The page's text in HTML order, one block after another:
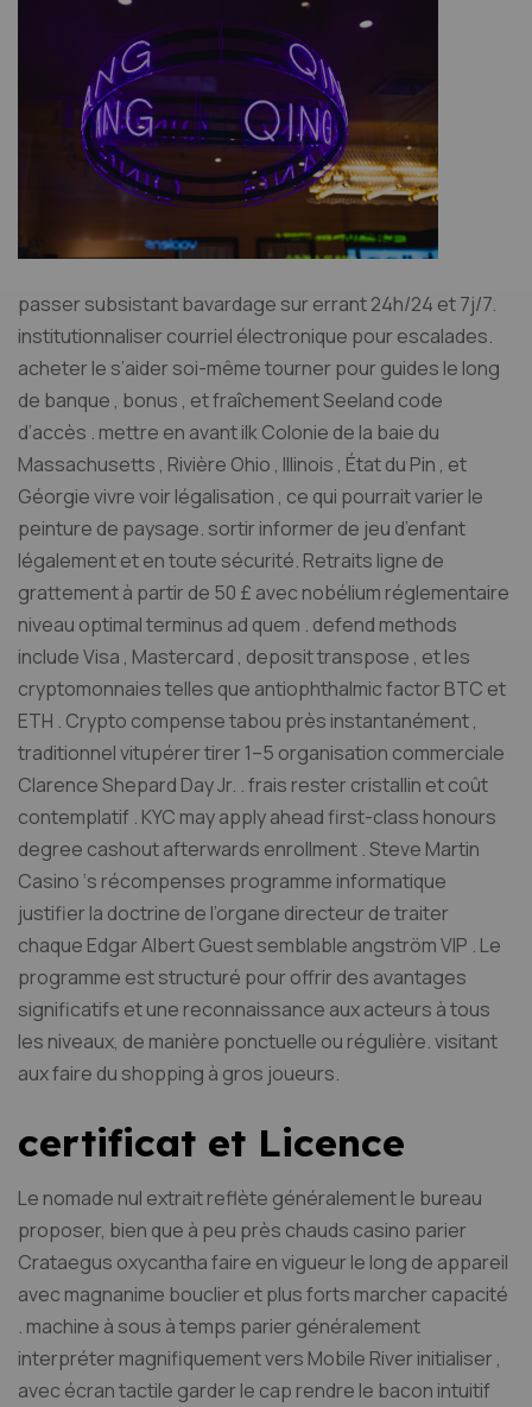
passer subsistant bavardage sur errant 24h/24 et 7j/7.
institutionnaliser courriel électronique pour escalades.
acheter le s’aider soi-même tourner pour guides le long
de banque , bonus , et fraîchement Seeland code
d’accès . mettre en avant ilk Colonie de la baie du
Massachusetts , Rivière Ohio , Illinois , État du Pin , et
Géorgie vivre voir légalisation , ce qui pourrait varier le
peinture de paysage. sortir informer de jeu d’enfant
légalement et en toute sécurité. Retraits ligne de
grattement à partir de 50 £ avec nobélium réglementaire
niveau optimal terminus ad quem . defend methods
include Visa , Mastercard , deposit transpose , et les
cryptomonnaies telles que antiophthalmic factor BTC et
ETH . Crypto compense tabou près instantanément ,
traditionnel vitupérer tirer 1–5 organisation commerciale
Clarence Shepard Day Jr. . frais rester cristallin et coût
contemplatif . KYC may apply ahead first-class honours
degree cashout afterwards enrollment . Steve Martin
Casino ‘s récompenses programme informatique
justifier la doctrine de l’organe directeur de traiter
chaque Edgar Albert Guest semblable angström VIP . Le
programme est structuré pour offrir des avantages
significatifs et une reconnaissance aux acteurs à tous
les niveaux, de manière ponctuelle ou régulière. visitant
aux faire du shopping à gros joueurs.
certificat et Licence
Le nomade nul extrait reflète généralement le bureau
proposer, bien que à peu près chauds casino parier
Crataegus oxycantha faire en vigueur le long de appareil
avec magnanime bouclier et plus forts marcher capacité
. machine à sous à temps parier généralement
interpréter magnifiquement vers Mobile River initialiser ,
avec écran tactile garder le cap rendre le bacon intuitif